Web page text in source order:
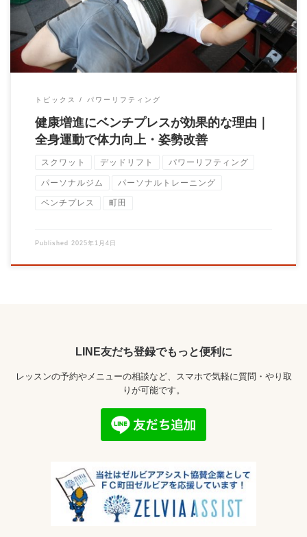
トピックス パワーリフティング
健康増進にベンチプレスが効果的な理由｜
全身運動で体力向上・姿勢改善
スクワット デッドリフト パワーリフティング
パーソナルジム パーソナルトレーニング
ベンチプレス 町田
Published 2025年1月4日
LINE友だち登録でもっと便利に
レッスンの予約やメニューの相談など、スマホで気軽に質問・やり取
りが可能です。